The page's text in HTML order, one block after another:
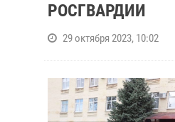
РОСГВАРДИИ
29 октября 2023, 10:02